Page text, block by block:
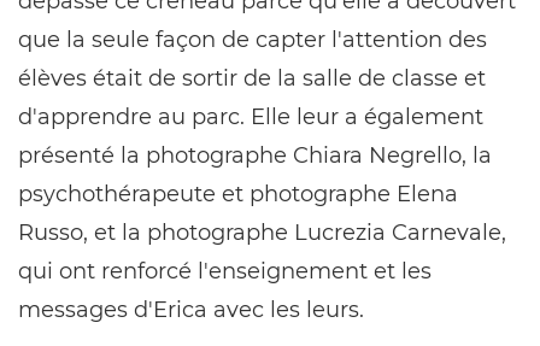
que la seule façon de capter l'attention des
élèves était de sortir de la salle de classe et
d'apprendre au parc. Elle leur a également
présenté la photographe Chiara Negrello, la
psychothérapeute et photographe Elena
Russo, et la photographe Lucrezia Carnevale,
qui ont renforcé l'enseignement et les
messages d'Erica avec les leurs.